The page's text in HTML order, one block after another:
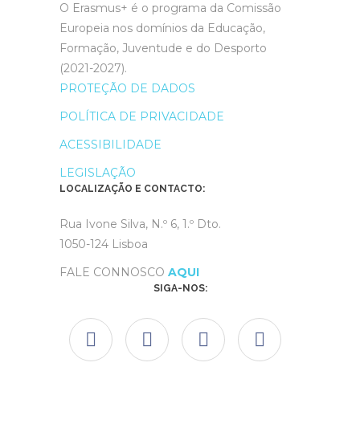
O Erasmus+ é o programa da Comissão
Europeia nos domínios da Educação,
Formação, Juventude e do Desporto
(2021-2027).
PROTEÇÃO DE DADOS
POLÍTICA DE PRIVACIDADE
ACESSIBILIDADE
LEGISLAÇÃO
LOCALIZAÇÃO E CONTACTO:
Rua Ivone Silva, N.º 6, 1.º Dto.
1050-124 Lisboa
FALE CONNOSCO AQUI
SIGA-NOS: